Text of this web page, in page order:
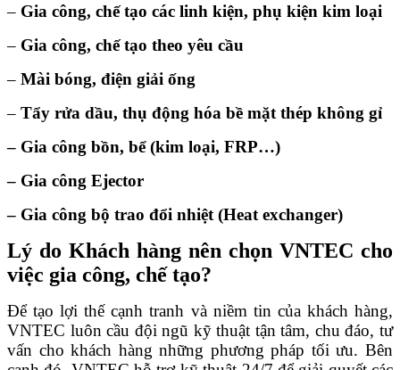
– Gia công, chế tạo các linh kiện, phụ kiện kim loại
– Gia công, chế tạo theo yêu cầu
– Mài bóng, điện giải ống
– Tẩy rửa dầu, thụ động hóa bề mặt thép không gỉ
– Gia công bồn, bể (kim loại, FRP…)
– Gia công Ejector
– Gia công bộ trao đổi nhiệt (Heat exchanger)
Lý do Khách hàng nên chọn VNTEC cho
việc gia công, chế tạo?
Để tạo lợi thế cạnh tranh và niềm tin của khách hàng,
VNTEC luôn cầu đội ngũ kỹ thuật tận tâm, chu đáo, tư
vấn cho khách hàng những phương pháp tối ưu. Bên